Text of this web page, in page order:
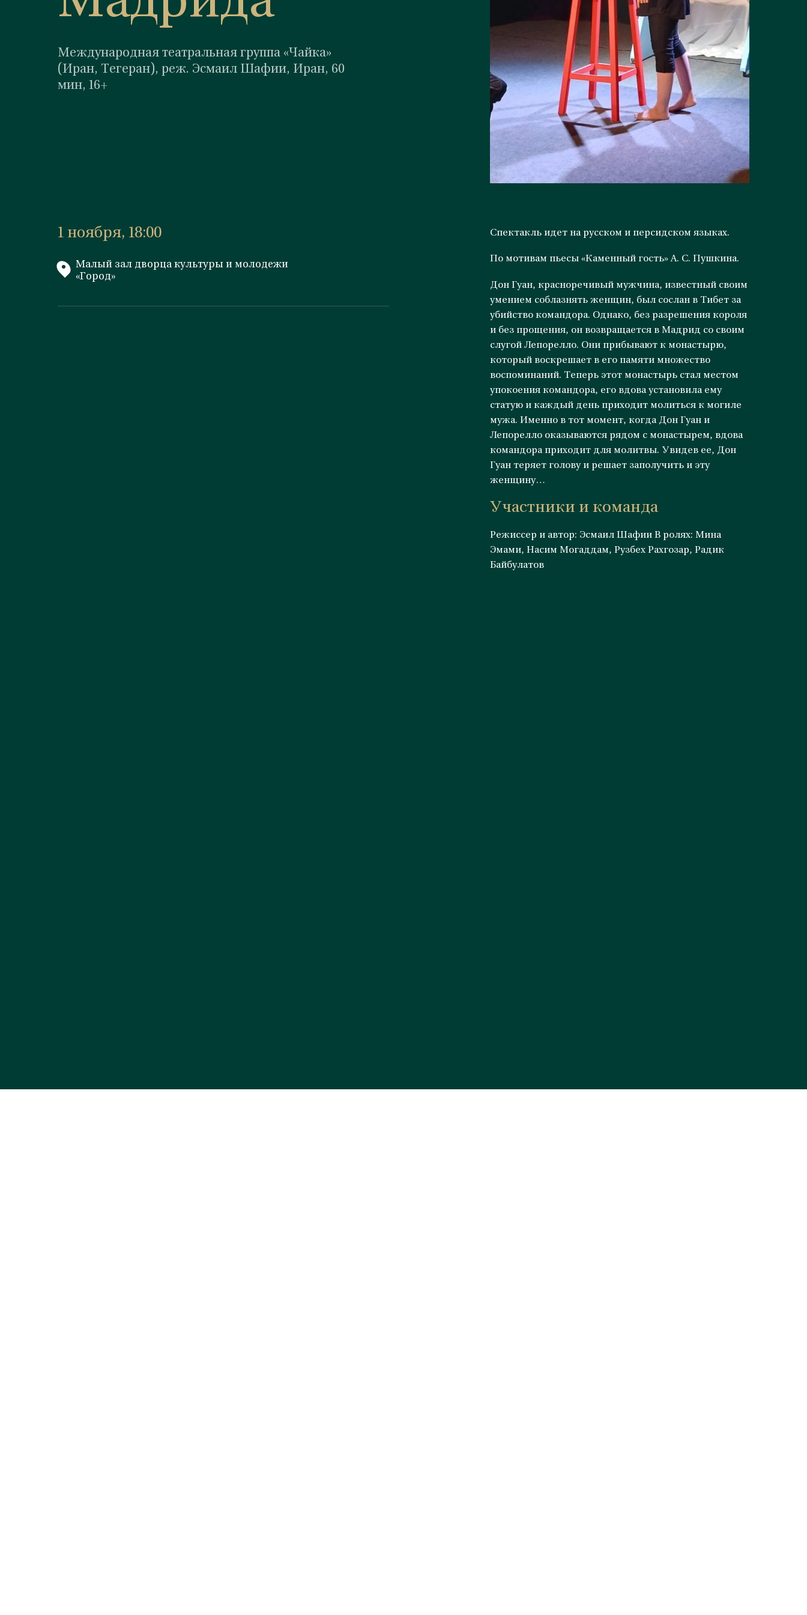
Международная театральная группа «Чайка»
(Иран, Тегеран), реж. Эсмаил Шафии, Иран, 60
мин, 16+
1 ноября, 18:00
Малый зал дворца культуры и молодежи
«Город»
Спектакль идет на русском и персидском языках.
По мотивам пьесы «Каменный гость» А. С. Пушкина.
Дон Гуан, красноречивый мужчина, известный своим
умением соблазнять женщин, был сослан в Тибет за
убийство командора. Однако, без разрешения короля
и без прощения, он возвращается в Мадрид со своим
слугой Лепорелло. Они прибывают к монастырю,
который воскрешает в его памяти множество
воспоминаний. Теперь этот монастырь стал местом
упокоения командора, его вдова установила ему
статую и каждый день приходит молиться к могиле
мужа. Именно в тот момент, когда Дон Гуан и
Лепорелло оказываются рядом с монастырем, вдова
командора приходит для молитвы. Увидев ее, Дон
Гуан теряет голову и решает заполучить и эту
женщину…
Участники и команда
Режиссер и автор: Эсмаил Шафии В ролях: Мина
Эмами, Насим Могаддам, Рузбех Рахгозар, Радик
Байбулатов